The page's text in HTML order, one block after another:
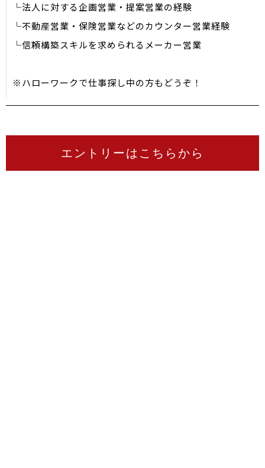
└法人に対する企画営業・提案営業の経験
└不動産営業・保険営業などのカウンター営業経験
└信頼構築スキルを求められるメーカー営業
※ハローワークで仕事探し中の方もどうぞ！
エントリーはこちらから